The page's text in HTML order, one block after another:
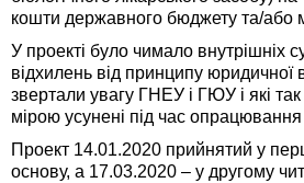
кошти державного бюджету та/або
У проекті було чимало внутрішніх
відхилень від принципу юридичної
звертали увагу ГНЕУ і ГЮУ і які
мірою усунені під час опрацювання
Проект 14.01.2020 прийнятий у
основу, а 17.03.2020 – у другому